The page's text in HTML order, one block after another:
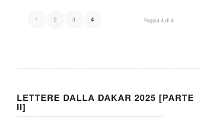
Pagina 4 di 4
1 2 3 4
LETTERE DALLA DAKAR 2025 [PARTE
II]